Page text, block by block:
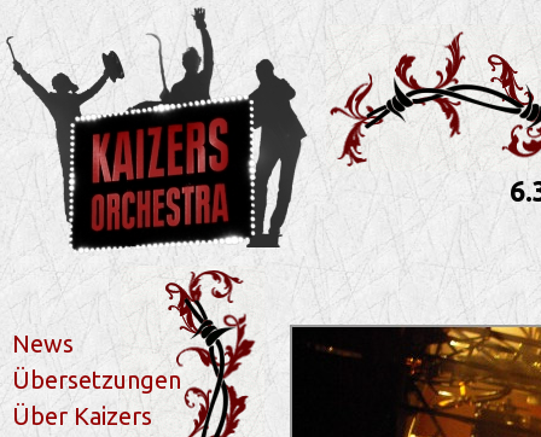
News
Übersetzungen
Über Kaizers